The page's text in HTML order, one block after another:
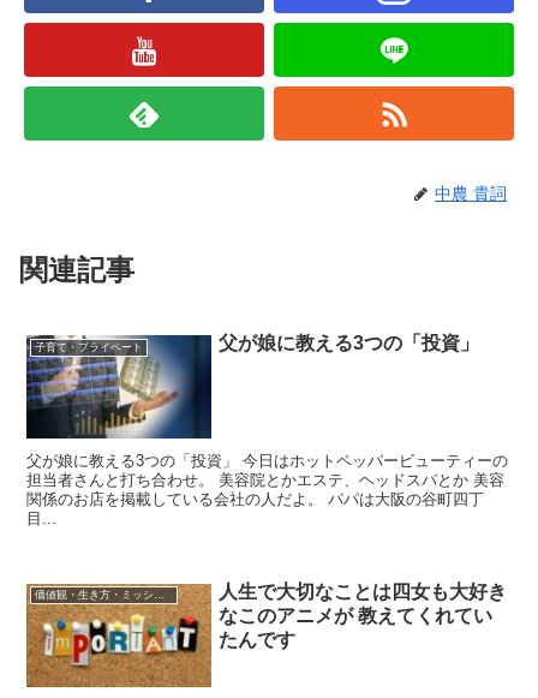
中農 貴詞
関連記事
子育て・プライベート 父が娘に教える3つの「投資」
父が娘に教える3つの「投資」 今日はホットペッパービューティーの
担当者さんと打ち合わせ。 美容院とかエステ、ヘッドスパとか 美容
関係のお店を掲載している会社の人だよ。 パパは大阪の谷町四丁
目...
価値観・生き方・ミッション
人生で大切なことは四女も大好き
なこのアニメが 教えてくれてい
たんです